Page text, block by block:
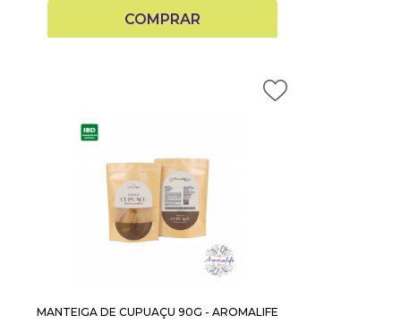
COMPRAR
MANTEIGA DE CUPUAÇU 90G - AROMALIFE